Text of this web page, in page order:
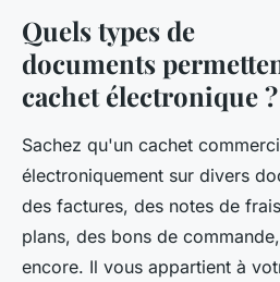
Quels types de
documents
cachet électronique ?
Sachez qu'un cachet
électroniquement sur divers
des factures, des notes de
plans, des bons de
encore. Il vous appartient à